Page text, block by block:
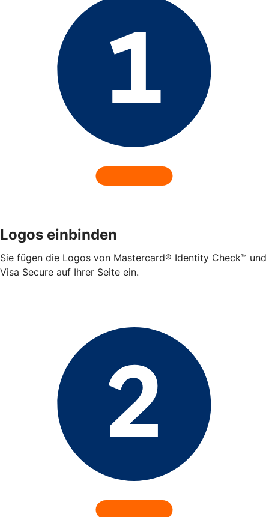
Logos einbinden
Sie fügen die Logos von Mastercard® Identity Check™ und
Visa Secure auf Ihrer Seite ein.